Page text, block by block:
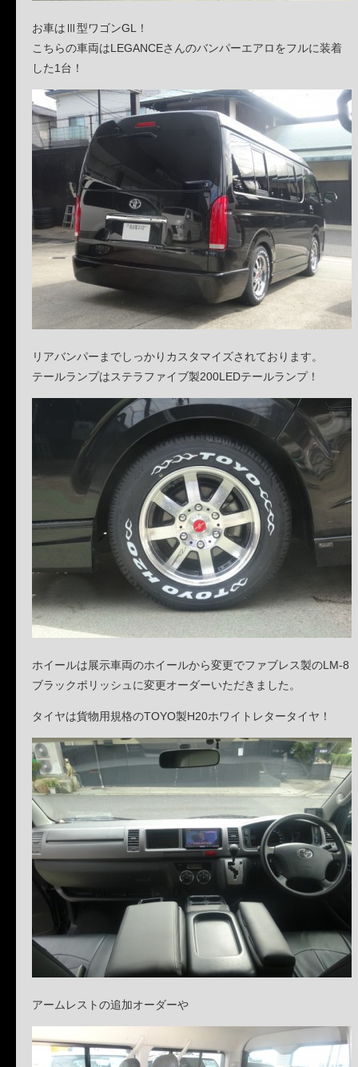
お車はⅢ型ワゴンGL！
こちらの車両はLEGANCEさんのバンパーエアロをフルに装着
した1台！
リアバンパーまでしっかりカスタマイズされております。
テールランプはステラファイブ製200LEDテールランプ！
ホイールは展示車両のホイールから変更でファブレス製のLM-8
ブラックポリッシュに変更オーダーいただきました。
タイヤは貨物用規格のTOYO製H20ホワイトレタータイヤ！
アームレストの追加オーダーや